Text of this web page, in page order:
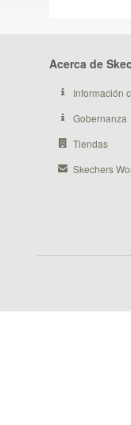
Acerca de
Información
Gobernanza
Tiendas
Skechers